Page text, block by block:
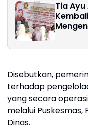
Tia
Disebutkan,
terhadap
yang secara
melalui Puskesmas,
Dinas.